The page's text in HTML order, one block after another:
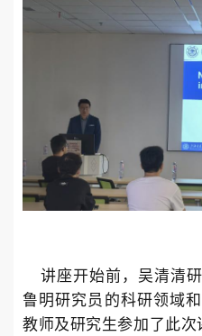
讲座开始前，吴清清
鲁明研究员 的科研领域
教师及研究生参加了此次